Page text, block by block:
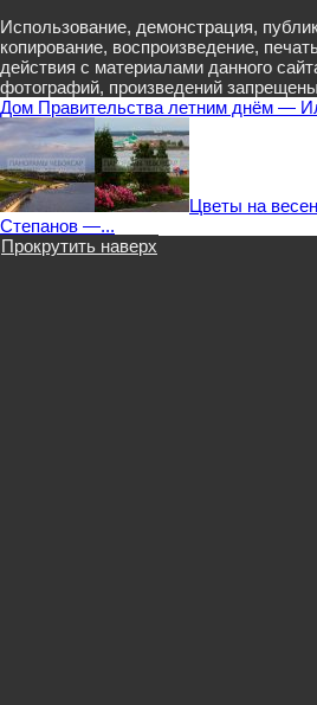
Использование, демонстрация,
копирование, воспроизведение,
действия с материалами данного
фотографий, произведений
Дом Правительства летним днём —
Цветы на
Степанов —...
Прокрутить наверх